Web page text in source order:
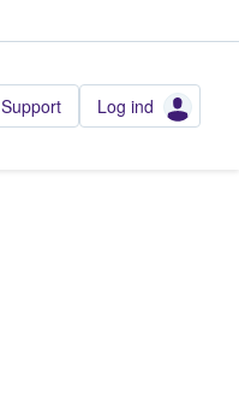
Support Log ind